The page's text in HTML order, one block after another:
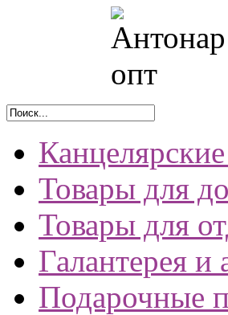
Товары для
Товары для
Галантерея и
Подарочные